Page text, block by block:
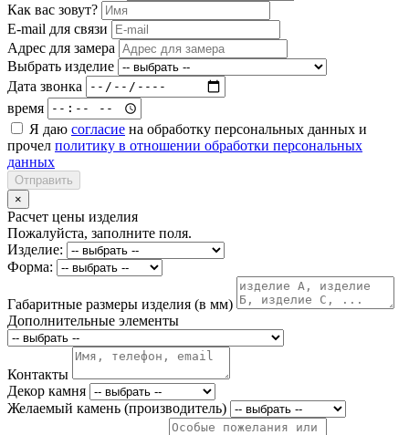
Как вас зовут?
E-mail для связи
Адрес для замера
Выбрать изделие
Дата звонка
время
Я даю согласие на обработку персональных данных и
прочел политику в отношении обработки персональных
данных
Отправить
×
Расчет цены изделия
Пожалуйста, заполните поля.
Изделие:
Форма:
Габаритные размеры изделия (в мм)
Дополнительные элементы
Контакты
Декор камня
Желаемый камень (производитель)